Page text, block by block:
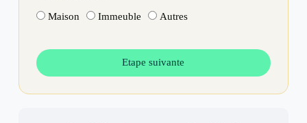
Maison Immeuble Autres
Etape suivante